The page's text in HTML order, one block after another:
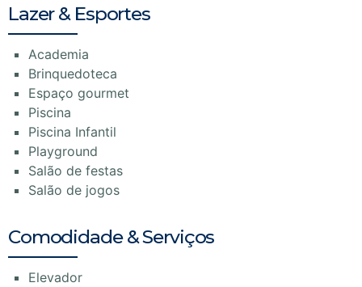
Lazer & Esportes
Academia
Brinquedoteca
Espaço gourmet
Piscina
Piscina Infantil
Playground
Salão de festas
Salão de jogos
Comodidade & Serviços
Elevador